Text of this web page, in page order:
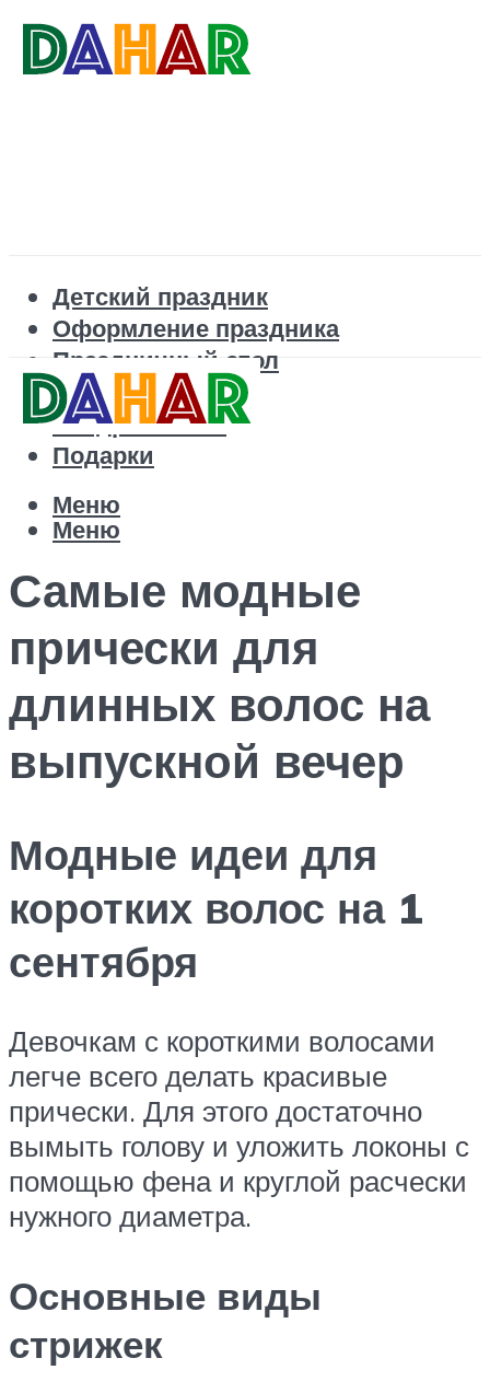
Детский праздник
Оформление праздника
Праздничный стол
Корпоратив
Поздравления
Подарки
Меню
Меню
Самые модные
прически для
длинных волос на
выпускной вечер
Модные идеи для
коротких волос на 1
сентября
Девочкам с короткими волосами
легче всего делать красивые
прически. Для этого достаточно
вымыть голову и уложить локоны с
помощью фена и круглой расчески
нужного диаметра.
Основные виды
стрижек